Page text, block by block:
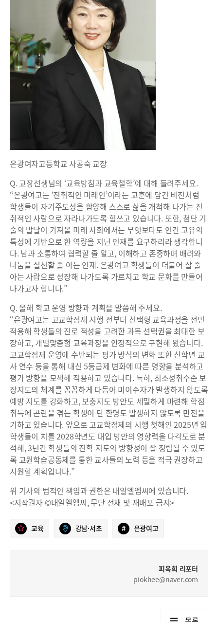
은광여자고등학교 사공숙 교장
Q. 교장선생님의 ‘교육방침과 교육철학’에 대해 들려주세요.
“은광여고는 ‘진취적인 미래인’이라는 교훈에 담긴 비전처럼
학생들이 자기주도성을 함양해 스스로 삶을 개척해 나가는 진
취적인 사람으로 자라나가도록 힘쓰고 있습니다. 또한, 첨단 기
술의 발달이 가져올 미래 사회에서는 무엇보다도 인간 고유의
특성에 기반으로 한 역량을 지닌 인재를 요구하리라 생각합니
다. 남과 소통하여 협력할 줄 알고, 이해하고 존중하며 배려와
나눔을 실천할 줄 아는 인재. 은광여고 학생들이 더불어 살 줄
아는 사람으로 성장해 나가도록 가르치고 학교 문화를 만들어
나가고자 합니다.”
Q. 올해 학교 운영 방향과 계획을 말씀해 주세요.
“은광여고는 고교학점제 시행 전부터 선택형 교육과정을 전면
적용해 학생들의 진로 적성을 고려한 과목 선택권을 최대한 보
장하고, 개별맞춤형 교육과정을 안정적으로 구현해 왔습니다.
고교학점제 운영에 수반되는 평가 방식의 변화 또한 신학년 교
사 연수 등을 통해 내신 5등급제 변화에 따른 영향을 분석하고
평가 방향을 모색해 적용하고 있습니다. 특히, 최소성취수준 보
장지도의 체계를 꼼꼼하게 다듬어 미이수자가 발생하지 않도록
예방 지도를 강화하고, 보충지도 방안도 세밀하게 마련해 학점
취득에 곤란을 겪는 학생이 단 한명도 발생하지 않도록 만전을
기하고 있습니다. 앞으로 고교학점제의 시행 첫해인 2025년 입
학생들이 치를 2028학년도 대입 방안의 영향력을 다각도로 분
석해, 3년간 학생들의 진학 지도의 방향성이 잘 정립될 수 있도
록 교원학습공동체를 통한 교사들의 노력 등을 적극 권장하고
지원할 계획입니다.”
위 기사의 법적인 책임과 권한은 내일엘엠씨에 있습니다.
<저작권자 ©내일엘엠씨, 무단 전재 및 재배포 금지>
교육 강남·서초 # 은광여고
피옥희 리포터
piokhee@naver.com